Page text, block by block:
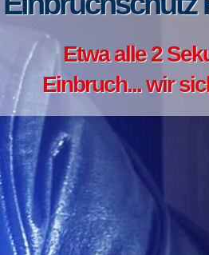
Etwa alle 2
Einbruch... wir